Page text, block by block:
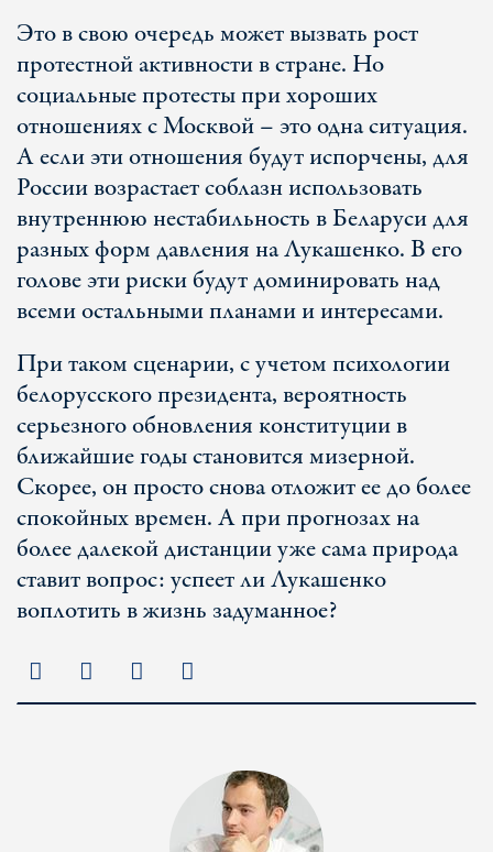
Это в свою очередь может вызвать рост
протестной активности в стране. Но
социальные протесты при хороших
отношениях с Москвой – это одна ситуация.
А если эти отношения будут испорчены, для
России возрастает соблазн использовать
внутреннюю нестабильность в Беларуси для
разных форм давления на Лукашенко. В его
голове эти риски будут доминировать над
всеми остальными планами и интересами.
При таком сценарии, с учетом психологии
белорусского президента, вероятность
серьезного обновления конституции в
ближайшие годы становится мизерной.
Скорее, он просто снова отложит ее до более
спокойных времен. А при прогнозах на
более далекой дистанции уже сама природа
ставит вопрос: успеет ли Лукашенко
воплотить в жизнь задуманное?